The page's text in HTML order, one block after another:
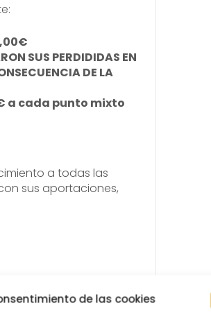
de las cookies
SUS PERDIDIDAS EN
DE LA
a cada punto mixto
a todas las
sus aportaciones,